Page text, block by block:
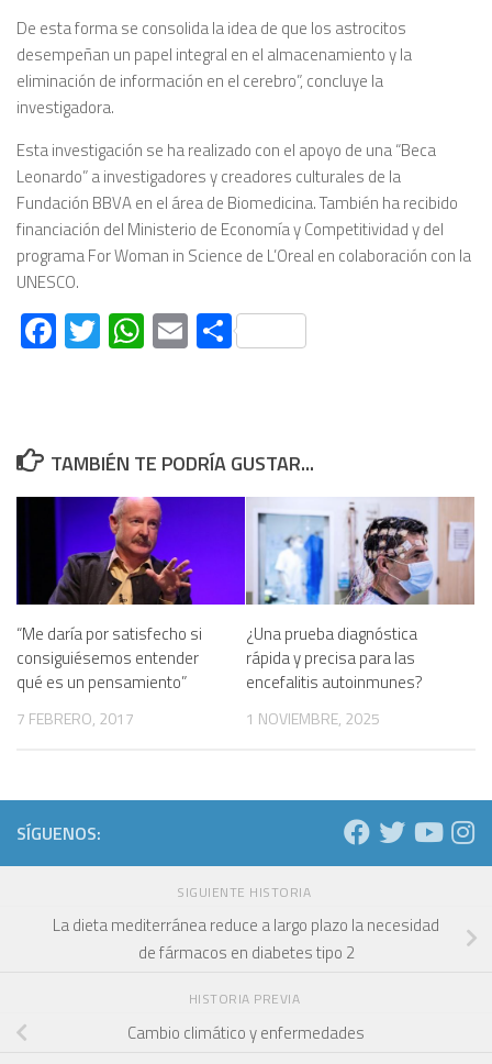
De esta forma se consolida la idea de que los astrocitos
desempeñan un papel integral en el almacenamiento y la
eliminación de información en el cerebro”, concluye la
investigadora.
Esta investigación se ha realizado con el apoyo de una “Beca
Leonardo” a investigadores y creadores culturales de la
Fundación BBVA en el área de Biomedicina. También ha recibido
financiación del Ministerio de Economía y Competitividad y del
programa For Woman in Science de L’Oreal en colaboración con la
UNESCO.
Facebook
Twitter
WhatsApp
EmailCompartir
TAMBIÉN TE PODRÍA GUSTAR...
“Me daría por satisfecho si
consiguiésemos entender
qué es un pensamiento”
7 FEBRERO, 2017
¿Una prueba diagnóstica
rápida y precisa para las
encefalitis autoinmunes?
1 NOVIEMBRE, 2025
SÍGUENOS:
SIGUIENTE HISTORIA
La dieta mediterránea reduce a largo plazo la necesidad
de fármacos en diabetes tipo 2
HISTORIA PREVIA
Cambio climático y enfermedades